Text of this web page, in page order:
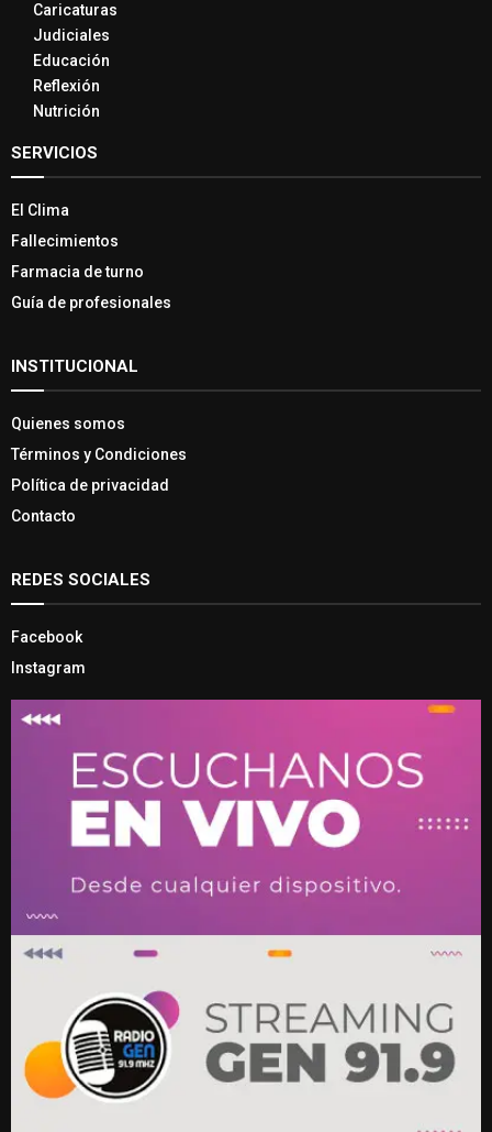
Caricaturas
Judiciales
Educación
Reflexión
Nutrición
SERVICIOS
El Clima
Fallecimientos
Farmacia de turno
Guía de profesionales
INSTITUCIONAL
Quienes somos
Términos y Condiciones
Política de privacidad
Contacto
REDES SOCIALES
Facebook
Instagram